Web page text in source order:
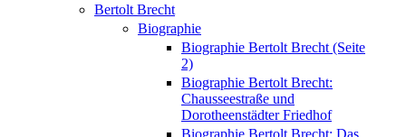
Bertolt Brecht
Biographie
Biographie Bertolt Brecht (Seite
2)
Biographie Bertolt Brecht:
Chausseestraße und
Dorotheenstädter Friedhof